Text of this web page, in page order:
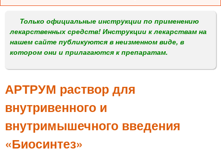
о
м
е
н
Только официальные инструкции по применению
лекарственных средств! Инструкции к лекарствам на
нашем сайте публикуются в неизменном виде, в
котором они и прилагаются к препаратам.
АРТРУМ раствор для
внутривенного и
внутримышечного введения
«Биосинтез»